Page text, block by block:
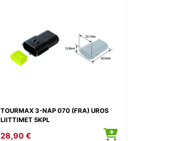
TOURMAX 3-NAP 070 (FRA) UROS
LIITTIMET 5KPL
28,90 €